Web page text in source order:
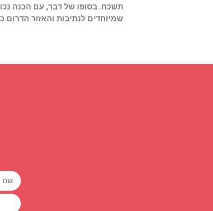
תשכח. בסופו של דבר, עם הכנה
שמיוחדים לנתיבות והאזור הדרום